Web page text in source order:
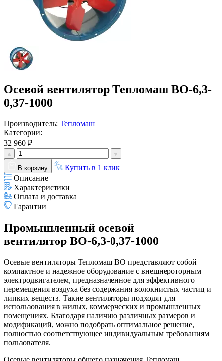
Осевой вентилятор Тепломаш ВО-6,3-
0,37-1000
Производитель: Тепломаш
Категории:
32 960 ₽
В корзину
Купить в 1 клик
Описание
Характеристики
Оплата и доставка
Гарантии
Промышленный осевой
вентилятор ВО-6,3-0,37-1000
Осевые вентиляторы Тепломаш ВО представляют собой
компактное и надежное оборудование с внешнероторным
электродвигателем, предназначенное для эффективного
перемещения воздуха без содержания волокнистых частиц и
липких веществ. Такие вентиляторы подходят для
использования в жилых, коммерческих и промышленных
помещениях. Благодаря наличию различных размеров и
модификаций, можно подобрать оптимальное решение,
полностью соответствующее индивидуальным требованиям
пользователя.
Осевые вентиляторы общего назначения Тепломаш